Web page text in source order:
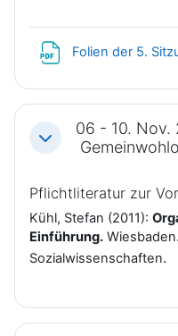
Folien der 5.
Einklappen
06 - 10. Nov.
Pflichtliteratur zur
Kühl, Stefan (2011):
Einführung.
Sozialwissenschaften.